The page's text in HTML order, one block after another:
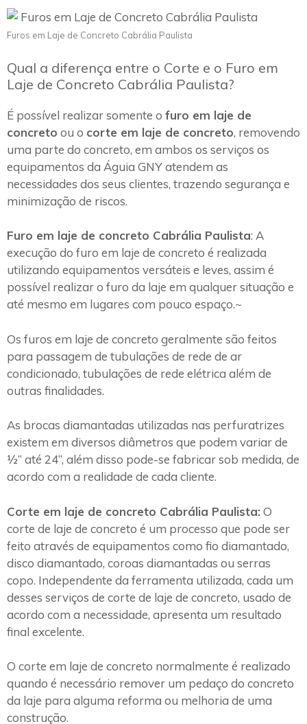
Furos em Laje de Concreto Cabrália Paulista
Qual a diferença entre o Corte e o Furo em
Laje de Concreto Cabrália Paulista?
É possível realizar somente o furo em laje de
concreto ou o corte em laje de concreto, removendo
uma parte do concreto, em ambos os serviços os
equipamentos da Águia GNY atendem as
necessidades dos seus clientes, trazendo segurança e
minimização de riscos.
Furo em laje de concreto Cabrália Paulista: A
execução do furo em laje de concreto é realizada
utilizando equipamentos versáteis e leves, assim é
possível realizar o furo da laje em qualquer situação e
até mesmo em lugares com pouco espaço.~
Os furos em laje de concreto geralmente são feitos
para passagem de tubulações de rede de ar
condicionado, tubulações de rede elétrica além de
outras finalidades.
As brocas diamantadas utilizadas nas perfuratrizes
existem em diversos diâmetros que podem variar de
½” até 24”, além disso pode-se fabricar sob medida, de
acordo com a realidade de cada cliente.
Corte em laje de concreto Cabrália Paulista: O
corte de laje de concreto é um processo que pode ser
feito através de equipamentos como fio diamantado,
disco diamantado, coroas diamantadas ou serras
copo. Independente da ferramenta utilizada, cada um
desses serviços de corte de laje de concreto, usado de
acordo com a necessidade, apresenta um resultado
final excelente.
O corte em laje de concreto normalmente é realizado
quando é necessário remover um pedaço do concreto
da laje para alguma reforma ou melhoria de uma
construção.